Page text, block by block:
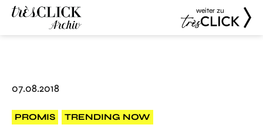
weiter zu
07.08.2018
PROMIS TRENDING NOW